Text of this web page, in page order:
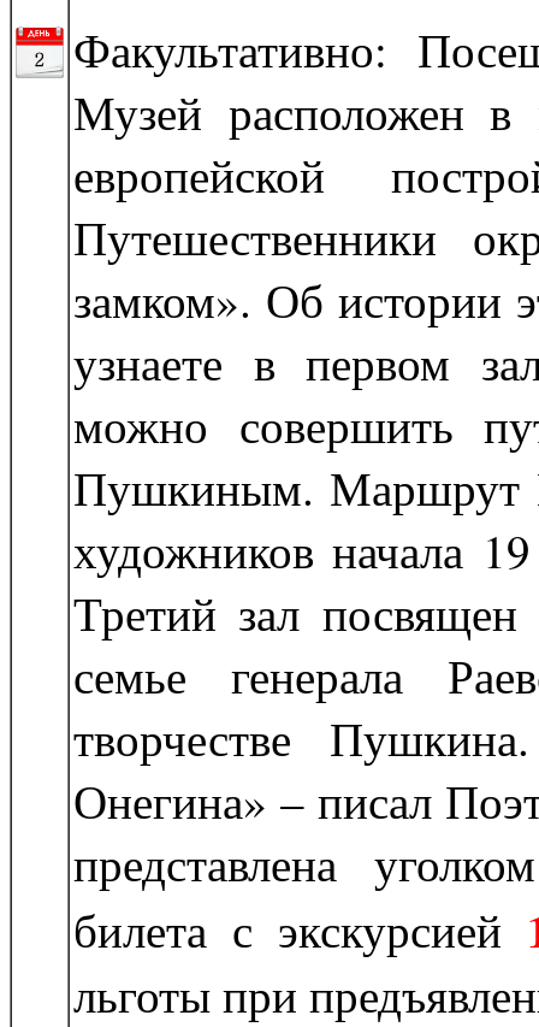
Факультативно:
Музей расположен в
европейской
Путешественники
замком». Об истории
узнаете в первом
можно совершить
Пушкиным. Маршрут
художников начала
Третий зал
семье генерала
творчестве
Онегина» – писал
представлена
билета с экскурсией
льготы при